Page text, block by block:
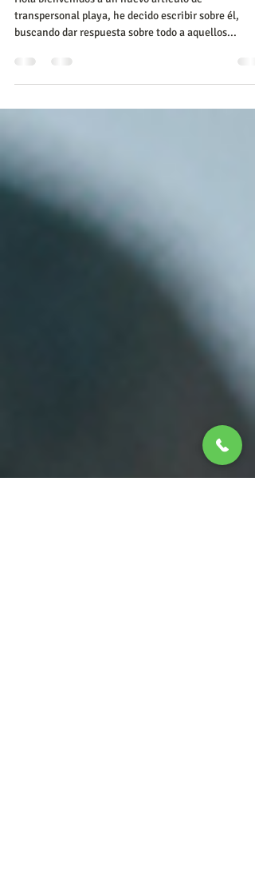
colaboración
Social en la
terapia narrativa
Hola bienvenidos a un nuevo artículo de